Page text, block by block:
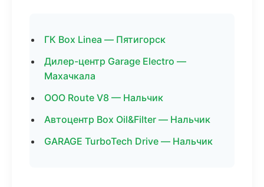
ГК Box Linea — Пятигорск
Дилер-центр Garage Electro —
Махачкала
ООО Route V8 — Нальчик
Автоцентр Box Oil&Filter — Нальчик
GARAGE TurboTech Drive — Нальчик